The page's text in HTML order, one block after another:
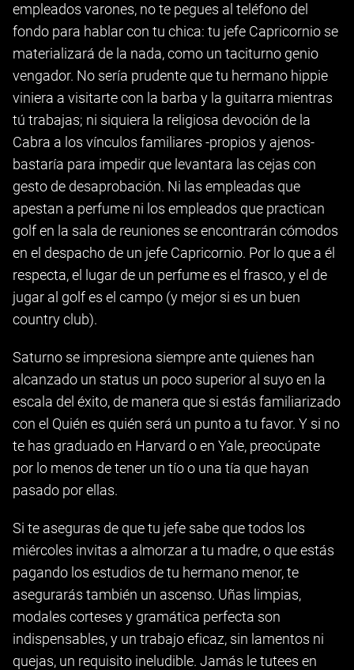
empleados varones, no te pegues al teléfono del
fondo para hablar con tu chica: tu jefe Capricornio se
materializará de la nada, como un taciturno genio
vengador. No sería prudente que tu hermano hippie
viniera a visitarte con la barba y la guitarra mientras
tú trabajas; ni siquiera la religiosa devoción de la
Cabra a los vínculos familiares -propios y ajenos-
bastaría para impedir que levantara las cejas con
gesto de desaprobación. Ni las empleadas que
apestan a perfume ni los empleados que practican
golf en la sala de reuniones se encontrarán cómodos
en el despacho de un jefe Capricornio. Por lo que a él
respecta, el lugar de un perfume es el frasco, y el de
jugar al golf es el campo (y mejor si es un buen
country club).
Saturno se impresiona siempre ante quienes han
alcanzado un status un poco superior al suyo en la
escala del éxito, de manera que si estás familiarizado
con el Quién es quién será un punto a tu favor. Y si no
te has graduado en Harvard o en Yale, preocúpate
por lo menos de tener un tío o una tía que hayan
pasado por ellas.
Si te aseguras de que tu jefe sabe que todos los
miércoles invitas a almorzar a tu madre, o que estás
pagando los estudios de tu hermano menor, te
asegurarás también un ascenso. Uñas limpias,
modales corteses y gramática perfecta son
indispensables, y un trabajo eficaz, sin lamentos ni
quejas, un requisito ineludible. Jamás le tutees en